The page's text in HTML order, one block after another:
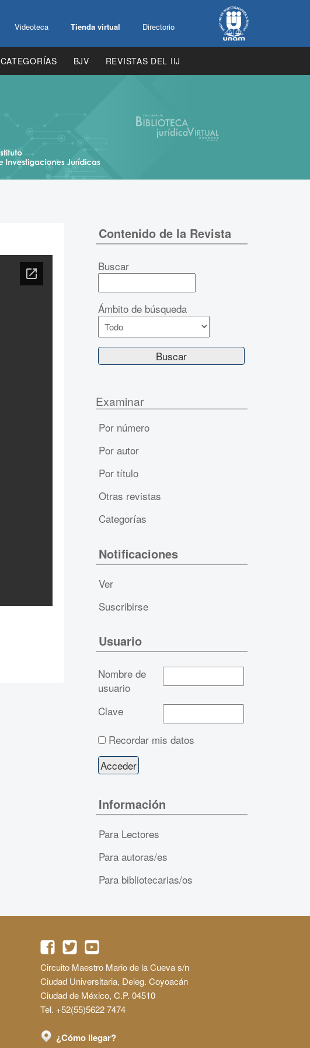
Videoteca Tienda virtual Directorio
CATEGORÍAS BJV REVISTAS DEL IIJ
Contenido de la Revista
Buscar
Ámbito de búsqueda
Examinar
Por número
Por autor
Por título
Otras revistas
Categorías
Notificaciones
Ver
Suscribirse
Usuario
Nombre de
usuario
Clave
Recordar mis datos
Información
Para Lectores
Para autoras/es
Para bibliotecarias/os
Circuito Maestro Mario de la Cueva s/n
Ciudad Universitaria, Deleg. Coyoacán
Ciudad de México, C.P. 04510
Tel. +52(55)5622 7474
¿Cómo llegar?